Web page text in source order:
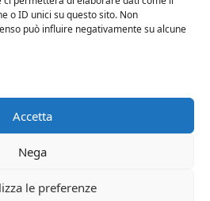
o ID unici su questo sito. Non
può influire negativamente su alcune
Accetta
Nega
le preferenze
Connesse
del sito
Rubano: AssociAzioni